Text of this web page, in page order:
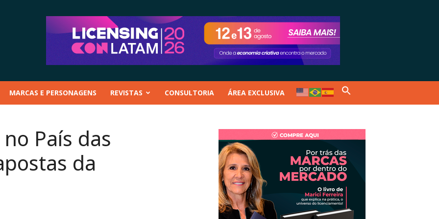
MARCAS E PERSONAGENS REVISTAS CONSULTORIA ÁREA EXCLUSIVA
País das
da